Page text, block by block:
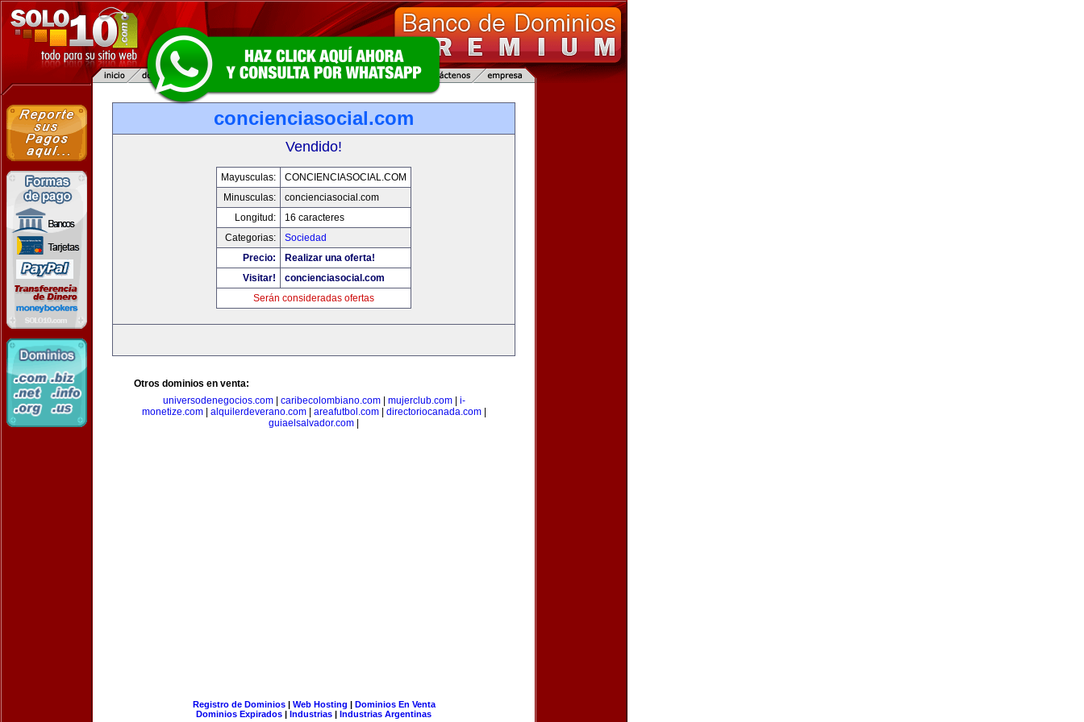
concienciasocial.com
Vendido!
Mayusculas:
CONCIENCIASOCIAL.COM
Minusculas:
concienciasocial.com
Longitud:
16 caracteres
Categorias:
Sociedad
Precio:
Realizar una oferta!
Visitar!
concienciasocial.com
Serán consideradas ofertas
Otros dominios en venta:
universodenegocios.com| caribecolombiano.com| mujerclub.com| i-
monetize.com| alquilerdeverano.com| areafutbol.com| directoriocanada.com|
guiaelsalvador.com
Registro de Dominios| Web Hosting | Dominios En Venta
Dominios Expirados | Industrias | Industrias Argentinas